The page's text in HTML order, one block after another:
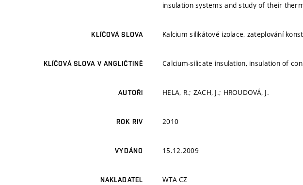
insulation systems and study of their
KLÍČOVÁ SLOVA Kalcium silikátové izolace, zateplování
KLÍČOVÁ SLOVA V ANGLIČTINĚ Calcium-silicate insulation, insulation of
AUTOŘI HELA, R.; ZACH, J.; HROUDOVÁ, J.
ROK RIV 2010
VYDÁNO 15.12.2009
NAKLADATEL WTA CZ